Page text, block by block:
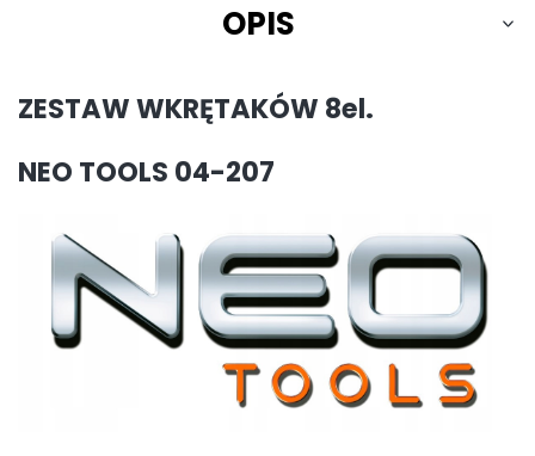
OPIS
ZESTAW WKRĘTAKÓW 8el.
NEO TOOLS 04-207